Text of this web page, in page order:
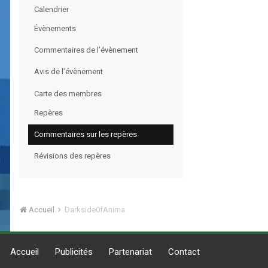
Calendrier
Évènements
Commentaires de l’évènement
Avis de l’évènement
Carte des membres
Repères
Commentaires sur les repères
Révisions des repères
Accueil Darkside0fAnima
Accueil Publicités Partenariat Contact